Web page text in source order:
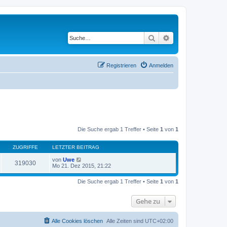
Suche
Anmelden
Registrieren
Die Suche ergab 1 Treffer • Seite 1 von 1
ZUGRIFFE LETZTER BEITRAG
319030 von Uwe
Mo 21. Dez 2015, 21:22
Die Suche ergab 1 Treffer • Seite 1 von 1
Gehe zu
Alle Zeiten sind UTC+02:00
Alle Cookies löschen